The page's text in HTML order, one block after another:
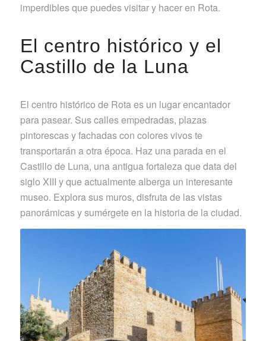
imperdibles que puedes visitar y hacer en Rota.
El centro histórico y el
Castillo de la Luna
El centro histórico de Rota es un lugar encantador
para pasear. Sus calles empedradas, plazas
pintorescas y fachadas con colores vivos te
transportarán a otra época. Haz una parada en el
Castillo de Luna, una antigua fortaleza que data del
siglo XIII y que actualmente alberga un interesante
museo. Explora sus muros, disfruta de las vistas
panorámicas y sumérgete en la historia de la ciudad.